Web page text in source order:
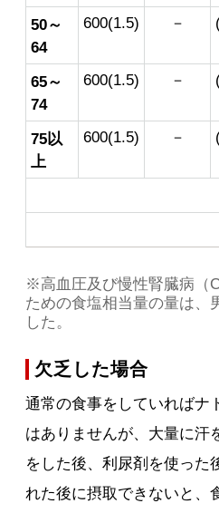
50～
64
600(1.5) －
65～
74
600(1.5) －
75以
上
600(1.5) －
※高血圧及び慢性腎臓病（
ための食塩相当量の量は、
した。
欠乏した場合
通常の食事をしていればナ
はありませんが、大量に汗
をした後、利尿剤を使った
れた後に摂取できないと、